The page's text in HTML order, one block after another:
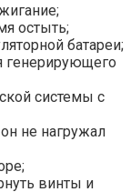
остыть;
батареи;
генерирующего
системы с
не нагружал
винты и